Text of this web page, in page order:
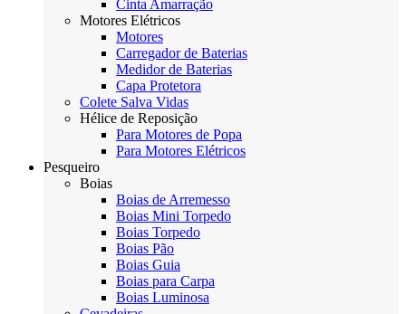
Cinta Amarração
Motores Elétricos
Motores
Carregador de Baterias
Medidor de Baterias
Capa Protetora
Colete Salva Vidas
Hélice de Reposição
Para Motores de Popa
Para Motores Elétricos
Pesqueiro
Boias
Boias de Arremesso
Boias Mini Torpedo
Boias Torpedo
Boias Pão
Boias Guia
Boias para Carpa
Boias Luminosa